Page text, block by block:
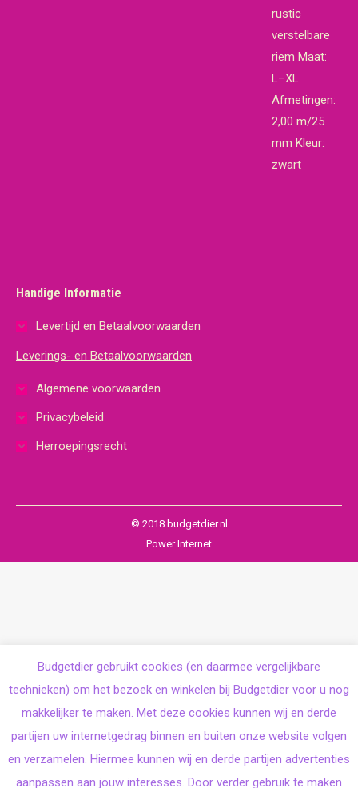
rustic
verstelbare
riem Maat:
L–XL
Afmetingen:
2,00 m/25
mm Kleur:
zwart
Handige Informatie
Levertijd en Betaalvoorwaarden
Leverings- en Betaalvoorwaarden
Algemene voorwaarden
Privacybeleid
Herroepingsrecht
© 2018 budgetdier.nl
Power Internet
Budgetdier gebruikt cookies (en daarmee vergelijkbare
technieken) om het bezoek en winkelen bij Budgetdier voor u nog
makkelijker te maken. Met deze cookies kunnen wij en derde
partijen uw internetgedrag binnen en buiten onze website volgen
en verzamelen. Hiermee kunnen wij en derde partijen advertenties
aanpassen aan jouw interesses. Door verder gebruik te maken